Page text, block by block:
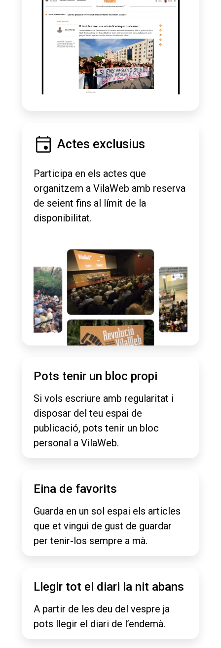
Actes exclusius
Participa en els actes que
organitzem a VilaWeb amb reserva
de seient fins al límit de la
disponibilitat.
Pots tenir un bloc propi
Si vols escriure amb regularitat i
disposar del teu espai de
publicació, pots tenir un bloc
personal a VilaWeb.
Eina de favorits
Guarda en un sol espai els articles
que et vingui de gust de guardar
per tenir-los sempre a mà.
Llegir tot el diari la nit abans
A partir de les deu del vespre ja
pots llegir el diari de l’endemà.